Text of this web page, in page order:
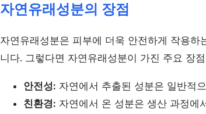
자연유래성분의 장점
자연유래성분은 피부에 더욱 안전하게 작용
니다. 그렇다면 자연유래성분이 가진 주요 장
안전성: 자연에서 추출된 성분은 일반적
친환경: 자연에서 온 성분은 생산 과정에